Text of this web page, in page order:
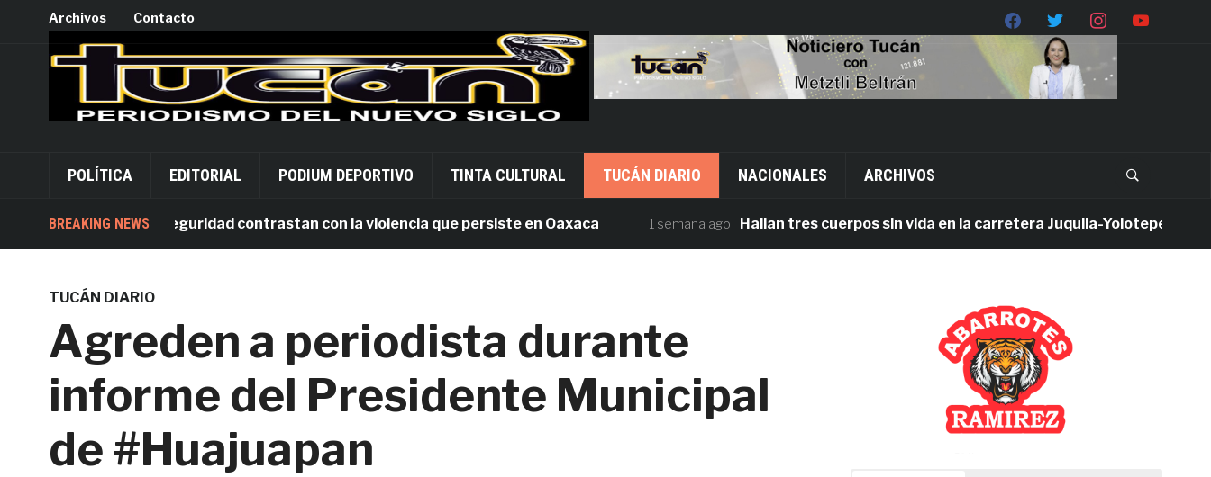
Archivos Contacto
POLÍTICA EDITORIAL PODIUM DEPORTIVO TINTA CULTURAL TUCÁN DIARIO NACIONALES ARCHIVOS
BREAKING NEWS
inversiones en seguridad contrastan con la violencia que persiste en Oaxaca 1 semana ago Hallan tres cuerpos sin vida en la carretera Juquila-Yolotepec; Fiscalía
TUCÁN DIARIO
Agreden a periodista durante
informe del Presidente Municipal
de #Huajuapan